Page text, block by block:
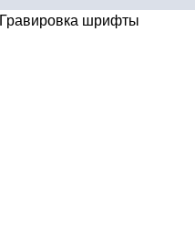
Гравировка шрифты